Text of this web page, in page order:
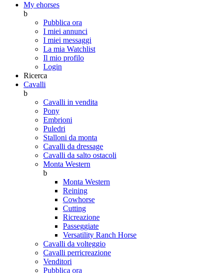
My ehorses
b
Pubblica ora
I miei annunci
I miei messaggi
La mia Watchlist
Il mio profilo
Login
Ricerca
Cavalli
b
Cavalli in vendita
Pony
Embrioni
Puledri
Stalloni da monta
Cavalli da dressage
Cavalli da salto ostacoli
Monta Western
b
Monta Western
Reining
Cowhorse
Cutting
Ricreazione
Passeggiate
Versatility Ranch Horse
Cavalli da volteggio
Cavalli perricreazione
Venditori
Pubblica ora